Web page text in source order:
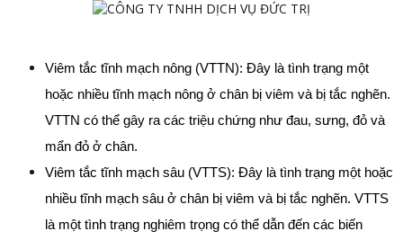
Viêm tắc tĩnh mạch nông (VTTN): Đây là tình trạng một
hoặc nhiều tĩnh mạch nông ở chân bị viêm và bị tắc nghẽn.
VTTN có thể gây ra các triệu chứng như đau, sưng, đỏ và
mẩn đỏ ở chân.
Viêm tắc tĩnh mạch sâu (VTTS): Đây là tình trạng một hoặc
nhiều tĩnh mạch sâu ở chân bị viêm và bị tắc nghẽn. VTTS
là một tình trạng nghiêm trọng có thể dẫn đến các biến